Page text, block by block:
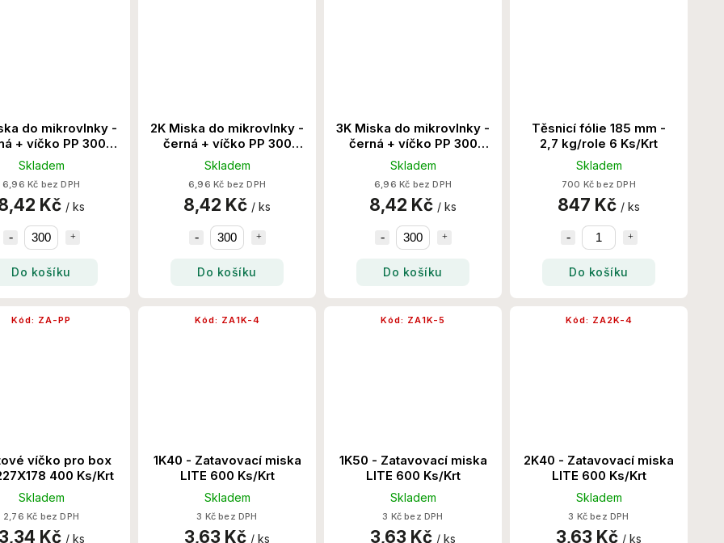
do mikrovlnky -
+ víčko PP 300
Set/Krt
Skladem
6,96 Kč bez DPH
Kč / ks
Do košíku
2K Miska do mikrovlnky -
černá + víčko PP 300
Set/Krt
Skladem
6,96 Kč bez DPH
8,42 Kč / ks
Do košíku
3K Miska do mikrovlnky -
černá + víčko PP 300
Set/Krt
Skladem
6,96 Kč bez DPH
8,42 Kč / ks
Do košíku
Těsnicí fólie 185 mm -
2,7 kg/role 6 Ks/Krt
Skladem
700 Kč bez DPH
847 Kč / ks
Do košíku
víčko pro box
400 Ks/Krt
Skladem
2,76 Kč bez DPH
3,34 Kč / ks
Kód: ZA-PP
1K40 - Zatavovací miska
LITE 600 Ks/Krt
Skladem
3 Kč bez DPH
3,63 Kč / ks
Kód: ZA1K-4
1K50 - Zatavovací miska
LITE 600 Ks/Krt
Skladem
3 Kč bez DPH
3,63 Kč / ks
Kód: ZA1K-5
2K40 - Zatavovací miska
LITE 600 Ks/Krt
Skladem
3 Kč bez DPH
3,63 Kč / ks
Kód: ZA2K-4